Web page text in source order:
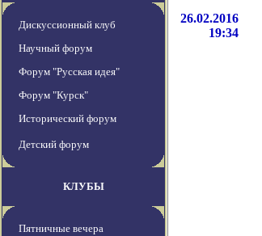
Дискуссионный клуб
Научный форум
Форум "Русская идея"
Форум "Курск"
Исторический форум
Детский форум
КЛУБЫ
Пятничные вечера
26.02.2016
19:34